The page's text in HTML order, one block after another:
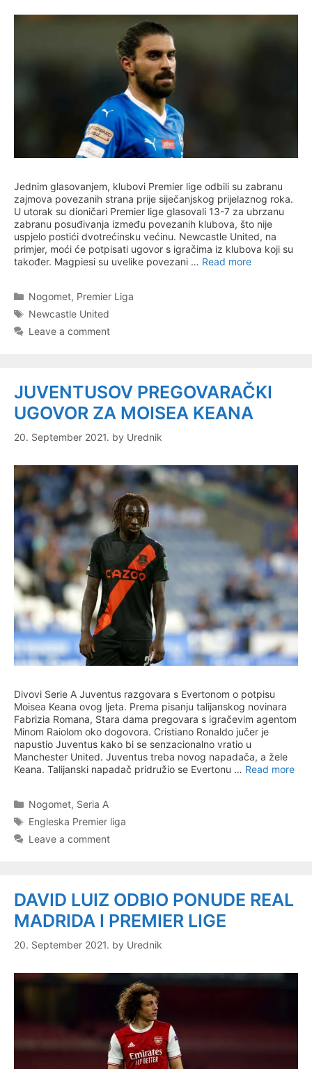
Jednim glasovanjem, klubovi Premier lige odbili su zabranu
zajmova povezanih strana prije siječanjskog prijelaznog roka.
U utorak su dioničari Premier lige glasovali 13-7 za ubrzanu
zabranu posuđivanja između povezanih klubova, što nije
uspjelo postići dvotrećinsku većinu. Newcastle United, na
primjer, moći će potpisati ugovor s igračima iz klubova koji su
također. Magpiesi su uvelike povezani … Read more
Categories
Nogomet, Premier Liga
Tags
Newcastle United
Leave a comment
JUVENTUSOV PREGOVARAČKI
UGOVOR ZA MOISEA KEANA
20. September 2021. by Urednik
Divovi Serie A Juventus razgovara s Evertonom o potpisu
Moisea Keana ovog ljeta. Prema pisanju talijanskog novinara
Fabrizia Romana, Stara dama pregovara s igračevim agentom
Minom Raiolom oko dogovora. Cristiano Ronaldo jučer je
napustio Juventus kako bi se senzacionalno vratio u
Manchester United. Juventus treba novog napadača, a žele
Keana. Talijanski napadač pridružio se Evertonu … Read more
Categories
Nogomet, Seria A
Tags
Engleska Premier liga
Leave a comment
DAVID LUIZ ODBIO PONUDE REAL
MADRIDA I PREMIER LIGE
20. September 2021. by Urednik